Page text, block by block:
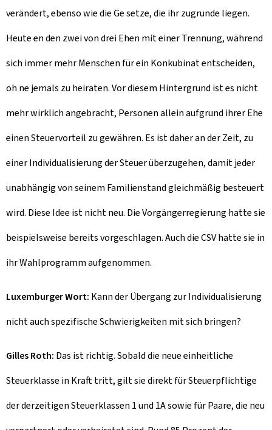
verändert, ebenso wie die Ge setze, die ihr zugrunde liegen.
Heute en den zwei von drei Ehen mit einer Trennung, während
sich immer mehr Menschen für ein Konkubinat entscheiden,
oh ne jemals zu heiraten. Vor diesem Hintergrund ist es nicht
mehr wirklich angebracht, Personen allein aufgrund ihrer Ehe
einen Steuervorteil zu gewähren. Es ist daher an der Zeit, zu
einer Individualisierung der Steuer überzugehen, damit jeder
unabhängig von seinem Familienstand gleichmäßig besteuert
wird. Diese Idee ist nicht neu. Die Vorgängerregierung hatte sie
beispielsweise bereits vorgeschlagen. Auch die CSV hatte sie in
ihr Wahlprogramm aufgenommen.
Luxemburger Wort: Kann der Übergang zur Individualisierung
nicht auch spezifische Schwierigkeiten mit sich bringen?
Gilles Roth: Das ist richtig. Sobald die neue einheitliche
Steuerklasse in Kraft tritt, gilt sie direkt für Steuerpflichtige
der derzeitigen Steuerklassen 1 und 1A sowie für Paare, die neu